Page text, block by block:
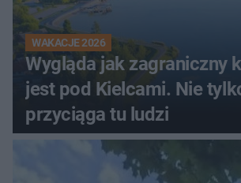
WAKACJE 2026
Wygląda jak zagraniczny
jest pod Kielcami. Nie
przyciąga tu ludzi